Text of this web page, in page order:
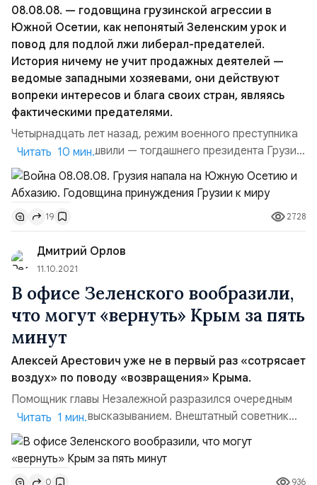
08.08.08. — годовщина грузинской агрессии в
Южной Осетии, как непонятый Зеленским урок и
повод для подлой лжи либерал-предателей.
История ничему не учит продажных деятелей —
ведомые западными хозяевами, они действуют
вопреки интересов и блага своих стран, являясь
фактическими предателями.
Четырнадцать лет назад, режим военного преступника
Михаила Саакашвили — тогдашнего президента Грузии,
а сейчас — сидельца тбилисской тюрьмы с перерывом
на бурную деятельность на Украине, развязал войну на
Кавказе.Как началась война 08.08.08 в Южной
Осетии. В ночь на 8 августа 2008 года грузинские
войска вторглись в Республику Южная Осетия
(РЮО). В ...
Читать 10 мин.
19 2728
Дмитрий Орлов
11.10.2021
В офисе Зеленского вообразили,
что могут «вернуть» Крым за пять
минут
Алексей Арестович уже не в первый раз «сотрясает
воздух» по поводу «возвращения» Крыма.
Помощник главы Незалежной разразился очередным
воинственным высказыванием. Внештатный советник
главы офиса президента Украины Алексей Арестович в
эфире телеканала «Дом» заявил следующее: «Война в
Донбассе может быть остановлена одним звонком.
Читать 1 мин.
0 936